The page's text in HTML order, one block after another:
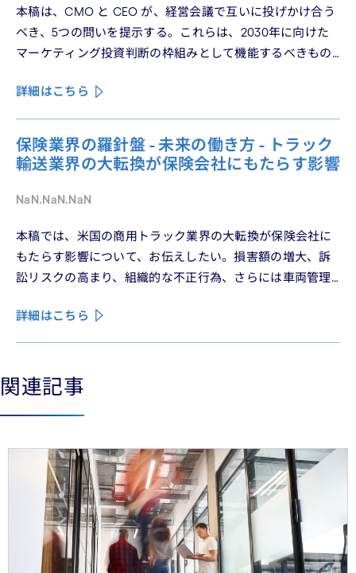
本稿は、CMO と CEO が、経営会議で互いに投げかけ合う
べき、5つの問いを提示する。これらは、2030年に向けた
マーケティング投資判断の枠組みとして機能するべきもの
詳細はこちら
保険業界の羅針盤 - 未来の働き方 - トラック
輸送業界の大転換が保険会社にもたらす影響
NaN.NaN.NaN
本稿では、米国の商用トラック業界の大転換が保険会社に
もたらす影響について、お伝えしたい。損害額の増大、訴
訟リスクの高まり、組織的な不正行為、さらには車両管理
ある。
詳細はこちら
See more See less
関連記事